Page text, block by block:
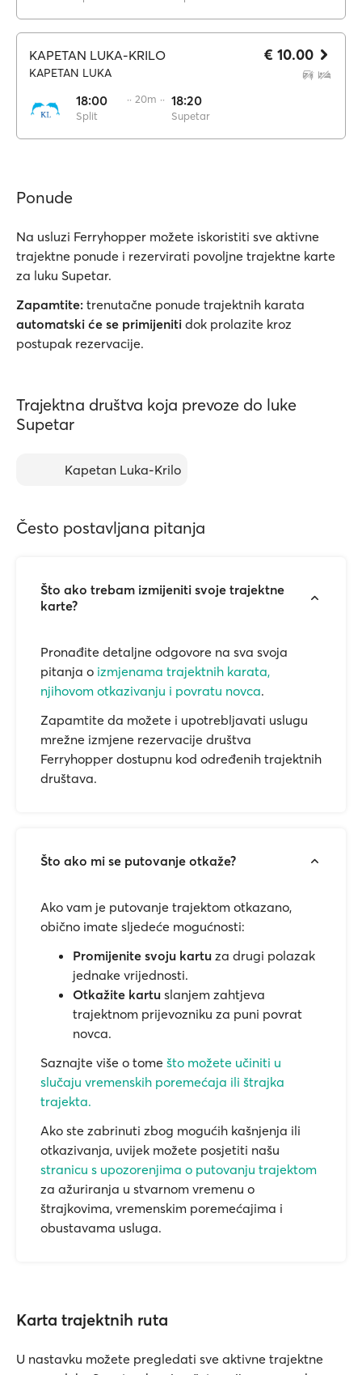
KAPETAN LUKA-KRILO
KAPETAN LUKA
18:00
Split
·· 20m ·· 18:20
Supetar
€ 10.00
Ponude
Na usluzi Ferryhopper možete iskoristiti sve aktivne
trajektne ponude i rezervirati povoljne trajektne karte
za luku Supetar.
Zapamtite: trenutačne ponude trajektnih karata
automatski će se primijeniti dok prolazite kroz
postupak rezervacije.
Trajektna društva koja prevoze do luke
Supetar
Kapetan Luka-Krilo
Često postavljana pitanja
Što ako trebam izmijeniti svoje trajektne
karte?
Pronađite detaljne odgovore na sva svoja
pitanja o izmjenama trajektnih karata,
njihovom otkazivanju i povratu novca.
Zapamtite da možete i upotrebljavati uslugu
mrežne izmjene rezervacije društva
Ferryhopper dostupnu kod određenih trajektnih
društava.
Što ako mi se putovanje otkaže?
Ako vam je putovanje trajektom otkazano,
obično imate sljedeće mogućnosti:
Promijenite svoju kartu za drugi polazak
jednake vrijednosti.
Otkažite kartu slanjem zahtjeva
trajektnom prijevozniku za puni povrat
novca.
Saznajte više o tome što možete učiniti u
slučaju vremenskih poremećaja ili štrajka
trajekta.
Ako ste zabrinuti zbog mogućih kašnjenja ili
otkazivanja, uvijek možete posjetiti našu
stranicu s upozorenjima o putovanju trajektom
za ažuriranja u stvarnom vremenu o
štrajkovima, vremenskim poremećajima i
obustavama usluga.
Karta trajektnih ruta
U nastavku možete pregledati sve aktivne trajektne